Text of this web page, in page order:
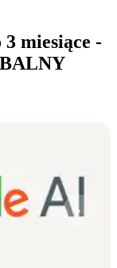
miesiące -